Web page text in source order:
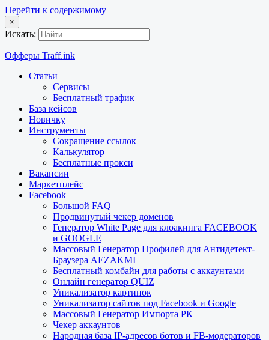
Перейти к содержимому
×
Искать:
Офферы Traff.ink
Статьи
Сервисы
Бесплатный трафик
База кейсов
Новичку
Инструменты
Сокращение ссылок
Калькулятор
Бесплатные прокси
Вакансии
Маркетплейс
Facebook
Большой FAQ
Продвинутый чекер доменов
Генератор White Page для клоакинга FACEBOOK
и GOOGLE
Массовый Генератор Профилей для Антидетект-
Браузера AEZAKMI
Бесплатный комбайн для работы с аккаунтами
Онлайн генератор QUIZ
Уникализатор картинок
Уникализатор сайтов под Facebook и Google
Массовый Генератор Импорта РК
Чекер аккаунтов
Народная база IP-адресов ботов и FB-модераторов